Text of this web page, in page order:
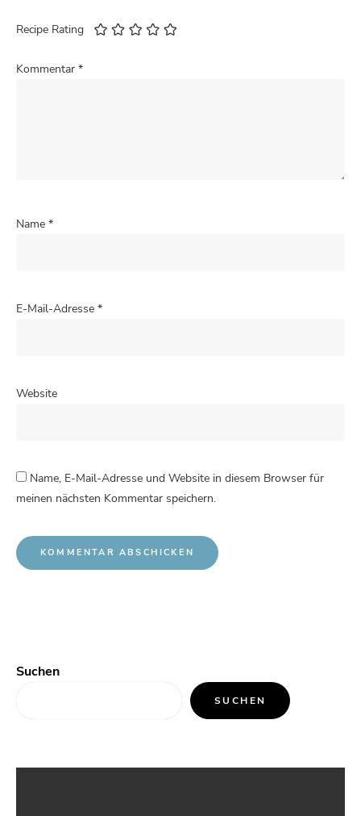
Recipe Rating
Kommentar *
Name *
E-Mail-Adresse *
Website
Name, E-Mail-Adresse und Website in diesem Browser für
meinen nächsten Kommentar speichern.
Suchen
SUCHEN